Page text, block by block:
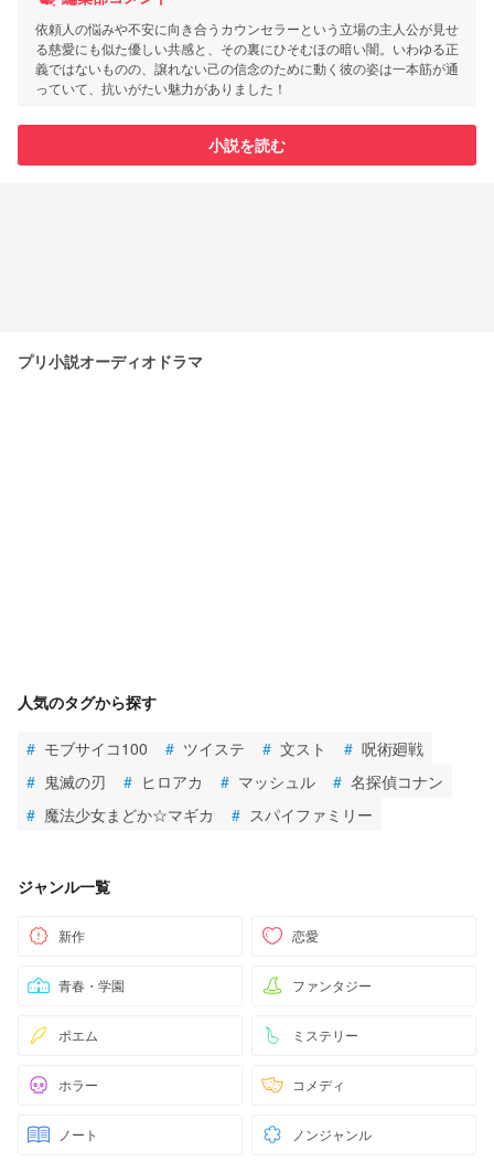
依頼人の悩みや不安に向き合うカウンセラーという立場の主人公が見せ
る慈愛にも似た優しい共感と、その裏にひそむほの暗い闇。いわゆる正
義ではないものの、譲れない己の信念のために動く彼の姿は一本筋が通
っていて、抗いがたい魅力がありました！
小説を読む
プリ小説オーディオドラマ
人気のタグから探す
# モブサイコ100 # ツイステ # 文スト # 呪術廻戦
# 鬼滅の刃 # ヒロアカ # マッシュル # 名探偵コナン
# 魔法少女まどか☆マギカ # スパイファミリー
ジャンル一覧
新作 恋愛
青春・学園 ファンタジー
ポエム ミステリー
ホラー コメディ
ノート ノンジャンル